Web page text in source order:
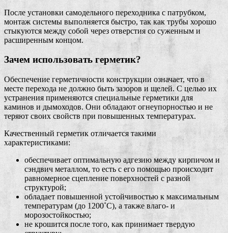
После установки самодельного переходника с патрубком,
монтаж системы выполняется быстро, так как трубы хорошо
стыкуются между собой через отверстия со суженным и
расширенным концом.
Зачем использовать герметик?
Обеспечение герметичности конструкции означает, что в
месте перехода не должно быть зазоров и щелей. С целью их
устранения применяются специальные герметики для
каминов и дымоходов. Они обладают огнеупорностью и не
теряют своих свойств при повышенных температурах.
Качественный герметик отличается такими
характеристиками:
обеспечивает оптимальную адгезию между кирпичом и
сэндвич металлом, то есть с его помощью происходит
равномерное сцепление поверхностей с разной
структурой;
обладает повышенной устойчивостью к максимальным
температурам (до 1200˚С), а также влаго- и
морозостойкостью;
не крошится после того, как принимает твердую